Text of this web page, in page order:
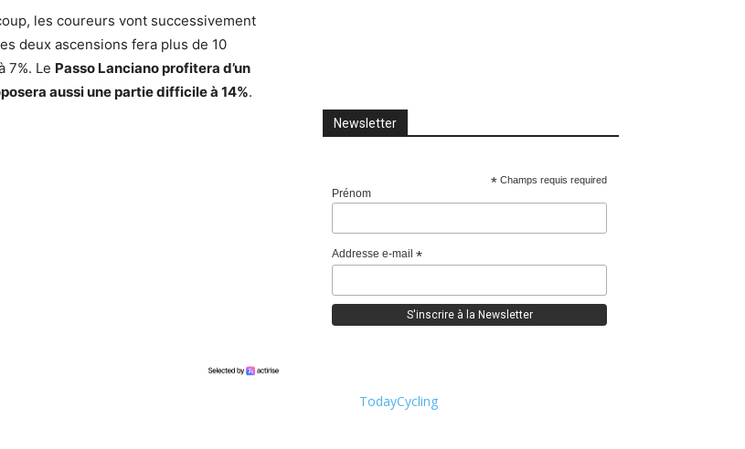
les coureurs vont successivement
deux ascensions fera plus de 10
7%. Le Passo Lanciano profitera d’un
aussi une partie difficile à 14%.
Newsletter
* Champs requis required
Prénom
Addresse e-mail *
TodayCycling